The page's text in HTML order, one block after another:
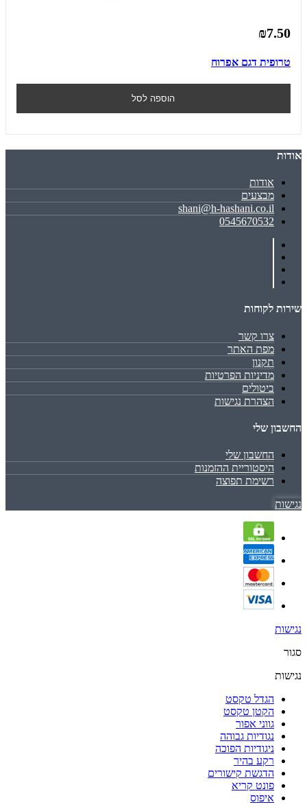
₪7.50
טרופית דגם אפרוח
הוספה לסל
אודות
אודות
מבצעים
shani@h-hashani.co.il
0545670532
שירות לקוחות
צרו קשר
מפת האתר
תקנון
מדיניות הפרטיות
ביטולים
הצהרת נגישות
החשבון שלי
החשבון שלי
היסטוריית ההזמנות
רשימת תפוצה
נגישות
נגישות
סגור
נגישות
הגדל טקסט
הקטן טקסט
גווני אפור
נגודיות גבוהה
ניגודיות הפוכה
רקע בהיר
הדגשת קישורים
פונט קריא
איפוס